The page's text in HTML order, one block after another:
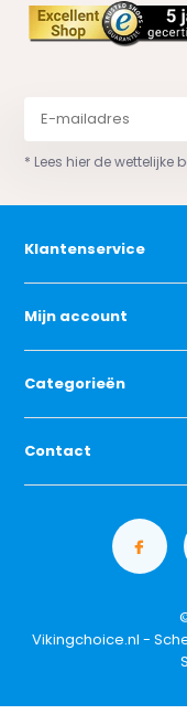
* Lees hier de wettelijke
Klantenservice
Mijn account
Categorieën
Contact
Vikingchoice.nl -